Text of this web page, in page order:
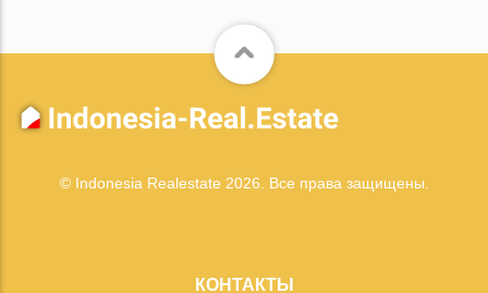
© Indonesia Realestate 2026. Все права защищены.
КОНТАКТЫ